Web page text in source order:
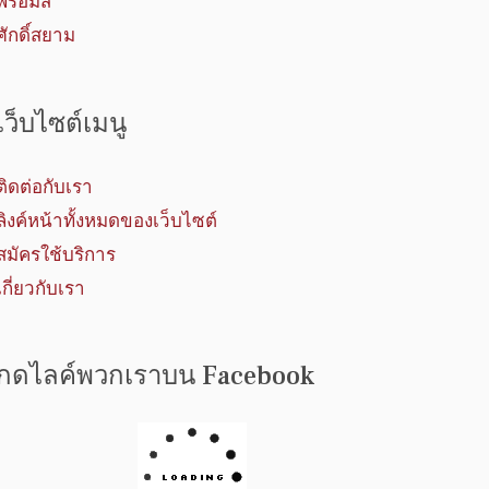
กดิ์สยาม
ว็บไซต์เมนู
ดต่อกับเรา
งค์หน้าทั้งหมดของเว็บไซต์
มัครใช้บริการ
กี่ยวกับเรา
ดไลค์พวกเราบน Facebook